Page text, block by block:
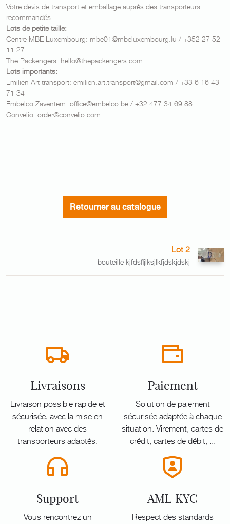
Votre devis de transport et emballage auprès des transporteurs
recommandés
Lots de petite taille:
Centre MBE Luxembourg: mbe01@mbeluxembourg.lu / +352 27 52
11 27
The Packengers: hello@thepackengers.com
Lots importants:
Emilien Art transport: emilien.art.transport@gmail.com / +33 6 16 43
71 34
Embelco Zaventem: office@embelco.be / +32 477 34 69 88
Convelio: order@convelio.com
Retourner au catalogue
Lot 2
bouteille kjfdsfljlksjlkfjdskjdskj
Livraisons
Livraison possible rapide et
sécurisée, avec la mise en
relation avec des
transporteurs adaptés.
Paiement
Solution de paiement
sécurisée adaptée à chaque
situation. Virement, cartes de
crédit, cartes de débit, ...
Support
Vous rencontrez un
AML KYC
Respect des standards